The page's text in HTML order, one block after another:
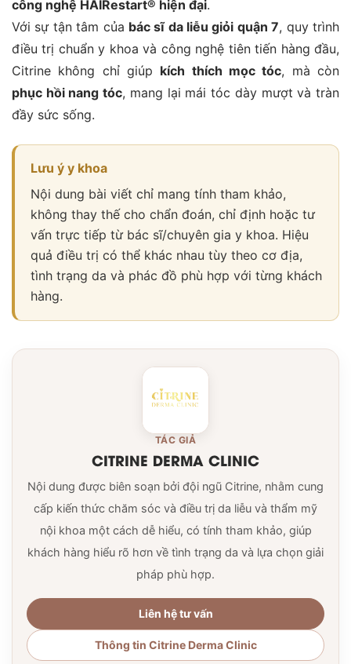
công nghệ HAIRestart® hiện đại.
Với sự tận tâm của bác sĩ da liễu giỏi quận 7, quy trình
điều trị chuẩn y khoa và công nghệ tiên tiến hàng đầu,
Citrine không chỉ giúp kích thích mọc tóc, mà còn
phục hồi nang tóc, mang lại mái tóc dày mượt và tràn
đầy sức sống.
Lưu ý y khoa
Nội dung bài viết chỉ mang tính tham khảo,
không thay thế cho chẩn đoán, chỉ định hoặc tư
vấn trực tiếp từ bác sĩ/chuyên gia y khoa. Hiệu
quả điều trị có thể khác nhau tùy theo cơ địa,
tình trạng da và phác đồ phù hợp với từng khách
hàng.
TÁC GIẢ
CITRINE DERMA CLINIC
Nội dung được biên soạn bởi đội ngũ Citrine, nhằm cung
cấp kiến thức chăm sóc và điều trị da liễu và thẩm mỹ
nội khoa một cách dễ hiểu, có tính tham khảo, giúp
khách hàng hiểu rõ hơn về tình trạng da và lựa chọn giải
pháp phù hợp.
Liên hệ tư vấn
Thông tin Citrine Derma Clinic